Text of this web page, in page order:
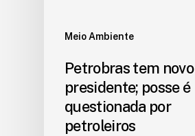
Meio Ambiente
Petrobras tem novo
presidente; posse é
questionada por
petroleiros